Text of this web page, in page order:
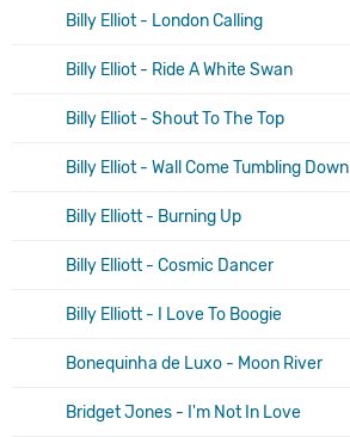
Billy Elliot - London Calling
Billy Elliot - Ride A White Swan
Billy Elliot - Shout To The Top
Billy Elliot - Wall Come Tumbling Down
Billy Elliott - Burning Up
Billy Elliott - Cosmic Dancer
Billy Elliott - I Love To Boogie
Bonequinha de Luxo - Moon River
Bridget Jones - I'm Not In Love